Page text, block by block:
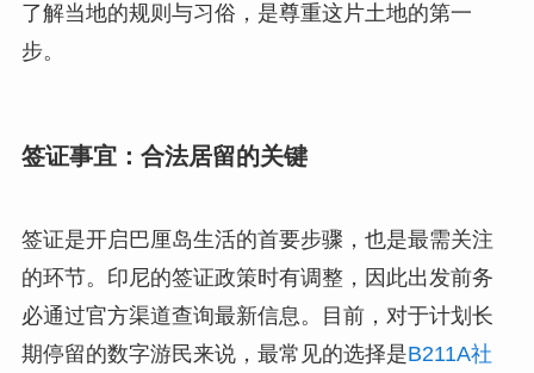
了解当地的规则与习俗，是尊重这片土地的第一
步。
签证事宜：合法居留的关键
签证是开启巴厘岛生活的首要步骤，也是最需关注
的环节。印尼的签证政策时有调整，因此出发前务
必通过官方渠道查询最新信息。目前，对于计划长
期停留的数字游民来说，最常见的选择是B211A社